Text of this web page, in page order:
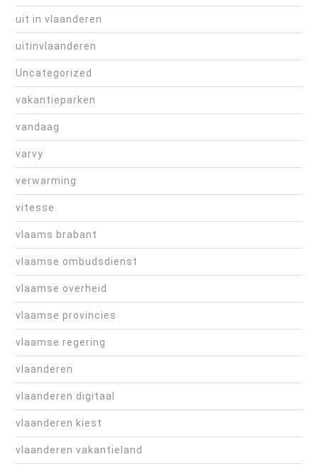
uit in vlaanderen
uitinvlaanderen
Uncategorized
vakantieparken
vandaag
varvy
verwarming
vitesse
vlaams brabant
vlaamse ombudsdienst
vlaamse overheid
vlaamse provincies
vlaamse regering
vlaanderen
vlaanderen digitaal
vlaanderen kiest
vlaanderen vakantieland